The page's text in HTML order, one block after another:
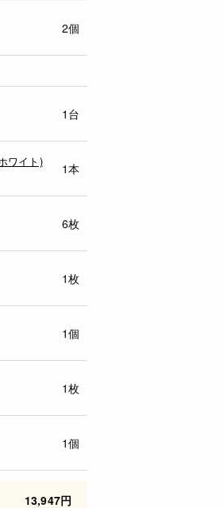
2個
1台
ワイト)
1本
6枚
1枚
1個
1枚
1個
13,947円